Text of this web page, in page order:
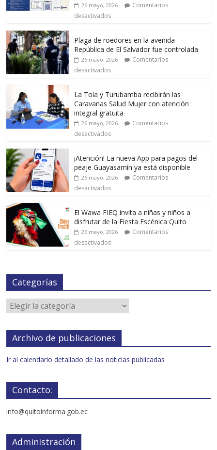
26 mayo, 2026
Comentarios
desactivados
Plaga de roedores en la avenida
República de El Salvador fue controlada
26 mayo, 2026
Comentarios
desactivados
La Tola y Turubamba recibirán las
Caravanas Salud Mujer con atención
integral gratuita
26 mayo, 2026
Comentarios
desactivados
¡Atención! La nueva App para pagos del
peaje Guayasamín ya está disponible
26 mayo, 2026
Comentarios
desactivados
El Wawa FIEQ invita a niñas y niños a
disfrutar de la Fiesta Escénica Quito
26 mayo, 2026
Comentarios
desactivados
Categorías
Archivo de publicaciones
Ir al calendario detallado de las noticias publicadas
Contacto:
info@quitoinforma.gob.ec
Administración